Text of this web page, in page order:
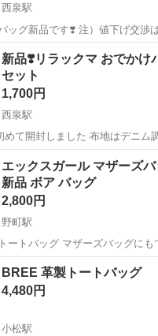
西泉駅
L.L.Bean トートバッグ新品です❣️
西泉駅 バッグ
新品❣️リラックマ おでかけ
セット
1,700円
西泉駅
めて開封しました 布地はデニム
ーの裏地、ボタンもついており
います リラックマがワンポイン
交渉はご遠慮下さい
西泉駅 リラック
エックスガール マザーズ
新品 ボア バッグ
2,800円
野町駅
ートバッグ マザーズバッグにも
ャックがあるので見えたり落ち
野町駅 バッグ 新品
BREE 革製トートバッグ
4,480円
小松駅